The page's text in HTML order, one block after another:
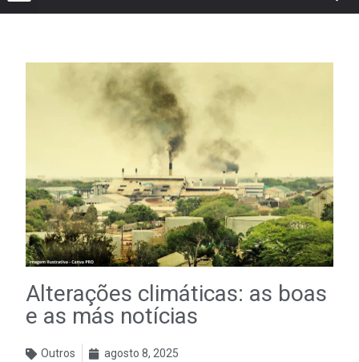
Alterações climáticas: as boas
e as más notícias
Outros agosto 8, 2025